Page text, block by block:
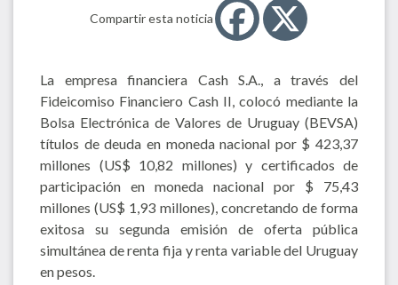
Compartir esta noticia
La empresa financiera Cash S.A., a través del
Fideicomiso Financiero Cash II, colocó mediante la
Bolsa Electrónica de Valores de Uruguay (BEVSA)
títulos de deuda en moneda nacional por $ 423,37
millones (US$ 10,82 millones) y certificados de
participación en moneda nacional por $ 75,43
millones (US$ 1,93 millones), concretando de forma
exitosa su segunda emisión de oferta pública
simultánea de renta fija y renta variable del Uruguay
en pesos.